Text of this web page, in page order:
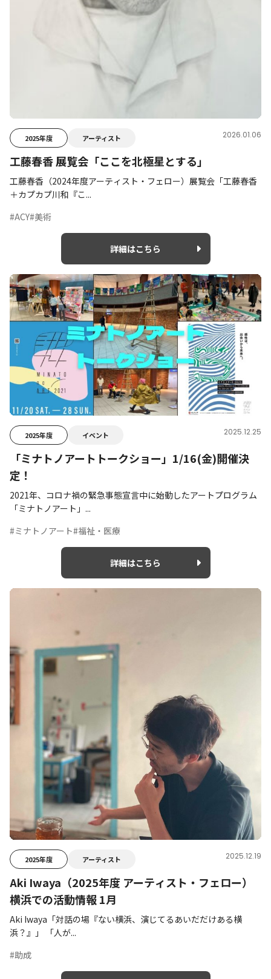
2025年度 アーティスト 2026.01.06
工藤春香 展覧会「ここを北極星とする」
工藤春香（2024年度アーティスト・フェロー）展覧会「工藤春香
＋カプカプ川和『こ...
#ACY#美術
詳細はこちら
2025年度 イベント 2025.12.25
「ミナトノアートトークショー」1/16(金)開催決
定！
2021年、コロナ禍の緊急事態宣言中に始動したアートプログラム
「ミナトノアート」...
#ミナトノアート#福祉・医療
詳細はこちら
2025年度 アーティスト 2025.12.19
Aki Iwaya（2025年度 アーティスト・フェロー）
横浜での活動情報 1月
Aki Iwaya「対話の場『ない横浜、演じてるあいだだけある横
浜？』」 「人が...
#助成